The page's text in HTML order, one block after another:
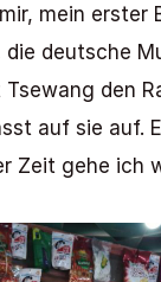
mein erster
deutsche
den
auf sie auf.
Zeit gehe ich